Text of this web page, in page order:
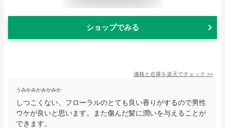
ショップでみる
価格と在庫を楽天でチェック >>
うみかみかみかみか
しつこくない、フローラルのとても良い香りがするので男性
ウケが良いと思います。また傷んだ髪に潤いを与えることが
できます。